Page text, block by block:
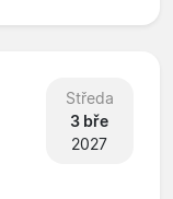
Středa
3 bře
2027